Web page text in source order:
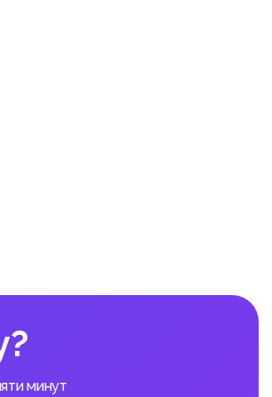
минут